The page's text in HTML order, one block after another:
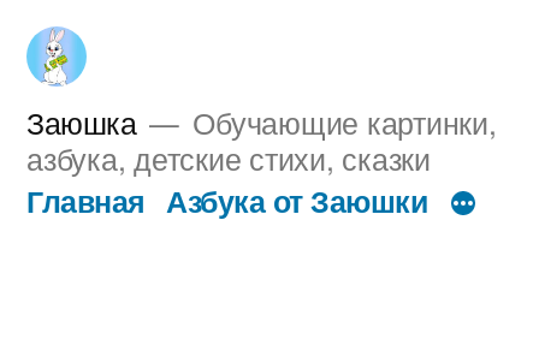
Перейти
содержимому
Заюшка
Обучающие картинки,
азбука, детские стихи, сказки
Главная Азбука от Заюшки